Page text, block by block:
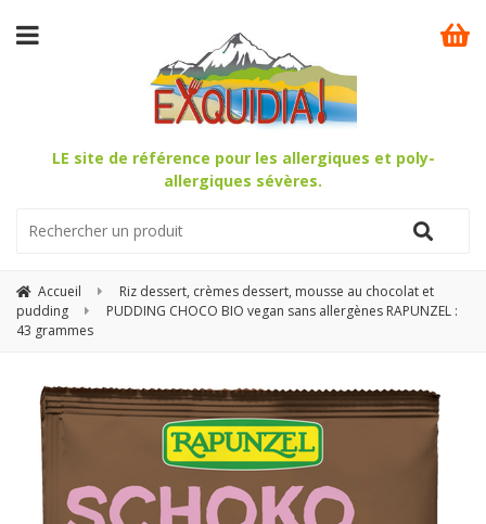
LE site de référence pour les allergiques et poly-
allergiques sévères.
Accueil
Riz dessert, crèmes dessert, mousse au chocolat et
pudding
PUDDING CHOCO BIO vegan sans allergènes RAPUNZEL :
43 grammes